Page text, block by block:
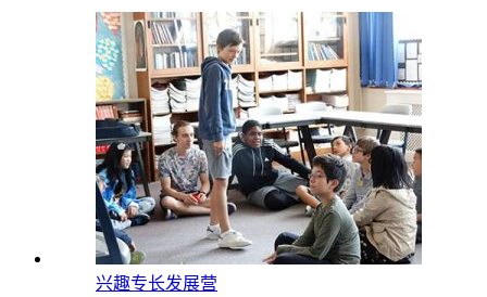
兴趣专长发展营